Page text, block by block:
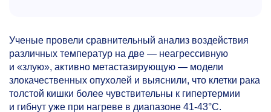
Ученые провели сравнительный анализ воздействия
различных температур на две — неагрессивную
и «злую», активно метастазирующую — модели
злокачественных опухолей и выяснили, что клетки рака
толстой кишки более чувствительны к гипертермии
и гибнут уже при нагреве в диапазоне 41-43°С.